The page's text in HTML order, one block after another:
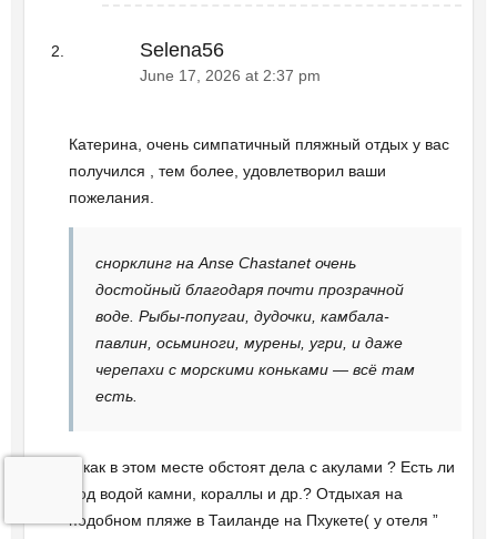
Selena56
June 17, 2026 at 2:37 pm
Катерина, очень симпатичный пляжный отдых у вас
получился , тем более, удовлетворил ваши
пожелания.
снорклинг на Anse Chastanet очень
достойный благодаря почти прозрачной
воде. Рыбы-попугаи, дудочки, камбала-
павлин, осьминоги, мурены, угри, и даже
черепахи с морскими коньками — всё там
есть.
А как в этом месте обстоят дела с акулами ? Есть ли
под водой камни, кораллы и др.? Отдыхая на
подобном пляже в Таиланде на Пхукете( у отеля ”